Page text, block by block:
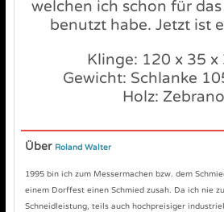
welchen ich schon für
benutzt habe. Jetzt ist
Klinge: 120 x 35 x
Gewicht: Schlanke
Holz:
Über Roland Walter
1995 bin ich zum Messermachen bzw. dem
einem Dorffest einen Schmied zusah. Da ich nie
Schneidleistung, teils auch hochpreisiger